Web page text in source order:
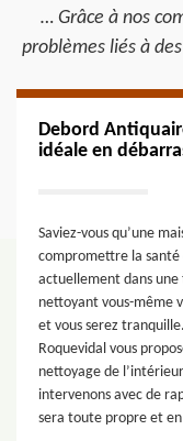
… Grâce à nos
problèmes liés à
Debord
idéale en
Saviez-vous qu’une
compromettre la santé
actuellement dans
nettoyant vous-même
et vous serez
Roquevidal vous
nettoyage de
intervenons avec de
sera toute propre et